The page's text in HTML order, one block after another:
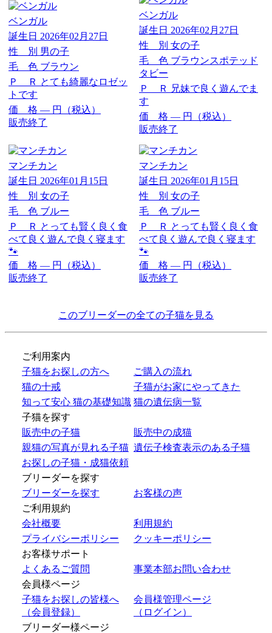
ベンガル
誕生日 2026年02月27日
性 別 男の子
毛 色 ブラウン
Ｐ Ｒ とても綺麗なロゼッ
トです
価 格 ― 円（税込）
販売終了
ベンガル
誕生日 2026年02月27日
性 別 女の子
毛 色 ブラウンスポテッド
タビー
Ｐ Ｒ
兄妹で良く遊んでま
す
価 格 ― 円（税込）
販売終了
マンチカン
誕生日 2026年01月15日
性 別 女の子
毛 色 ブルー
Ｐ Ｒ とっても賢く良く食
べて良く遊んで良く寝ます
🐾
価 格 ― 円（税込）
販売終了
マンチカン
誕生日 2026年01月15日
性 別 女の子
毛 色 ブルー
Ｐ Ｒ とっても賢く良く食
べて良く遊んで良く寝ます
🐾
価 格 ― 円（税込）
販売終了
このブリーダーの全ての子猫を見る
ご利用案内
子猫をお探しの方へ
ご購入の流れ
猫の十戒
子猫がお家にやってきた
知って安心 猫の基礎知識 猫の遺伝病一覧
子猫を探す
販売中の子猫
販売中の成猫
親猫の写真が見れる子猫 遺伝子検査表示のある子猫
お探しの子猫・成猫依頼
ブリーダーを探す
ブリーダーを探す
お客様の声
ご利用規約
会社概要
利用規約
プライバシーポリシー
クッキーポリシー
お客様サポート
よくあるご質問
事業本部お問い合わせ
会員様ページ
子猫をお探しの皆様へ
（会員登録）
会員様管理ページ
（ログイン）
ブリーダー様ページ